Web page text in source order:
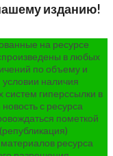
изданию!
на ресурсе
в любых
по объему и
наличия
систем гиперссылки в
с ресурса
пометкой
ресурса